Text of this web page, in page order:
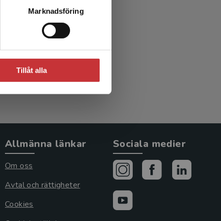
Marknadsföring
Tillåt alla
i
Allmänna länkar
Om oss
Avtal och rättigheter
Cookies
Sociala medier